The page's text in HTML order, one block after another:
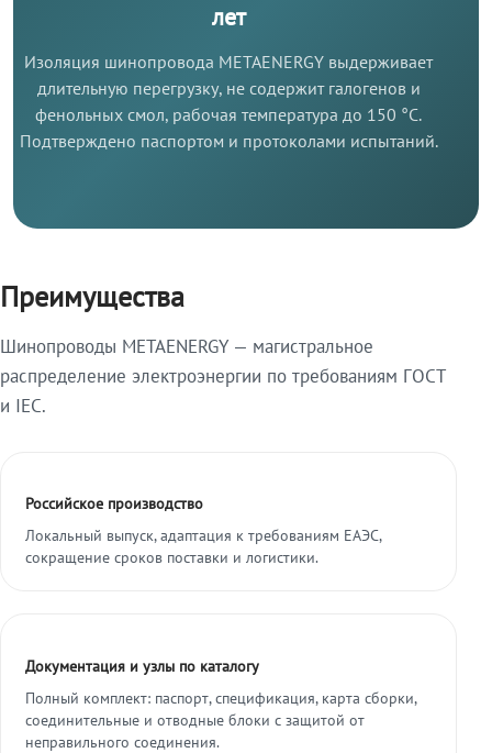
лет
Изоляция шинопровода METAENERGY выдерживает
длительную перегрузку, не содержит галогенов и
фенольных смол, рабочая температура до 150 °C.
Подтверждено паспортом и протоколами испытаний.
Преимущества
Шинопроводы METAENERGY — магистральное
распределение электроэнергии по требованиям ГОСТ
и IEC.
Российское производство
Локальный выпуск, адаптация к требованиям ЕАЭС,
сокращение сроков поставки и логистики.
Документация и узлы по каталогу
Полный комплект: паспорт, спецификация, карта сборки,
соединительные и отводные блоки с защитой от
неправильного соединения.